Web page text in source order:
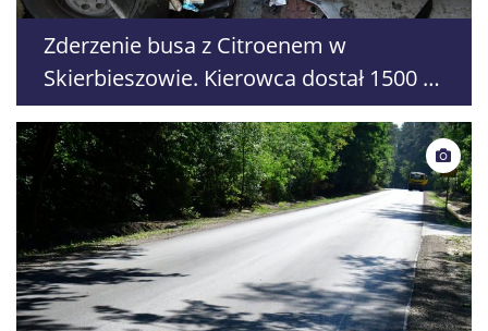
Zderzenie busa z Citroenem w
Skierbieszowie. Kierowca dostał 1500 zł
mandatu